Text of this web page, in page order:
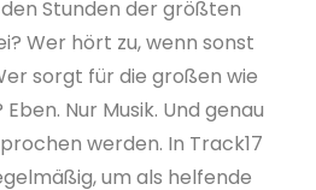
Stunden der größten
Wer hört zu, wenn sonst
sorgt für die großen wie
Nur Musik. Und genau
werden. In Track17
um als helfende